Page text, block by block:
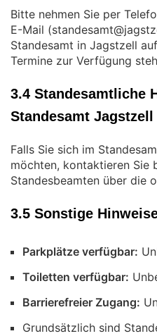
Bitte nehmen Sie per
E-Mail (
Standesamt in Jagstzell
Termine zur Verfügung
3.4 Standesamtliche
Standesamt Jagstzell
Falls Sie sich im
möchten, kontaktieren Sie
Standesbeamten über die
3.5 Sonstige
Parkplätze verfügbar:
Toiletten verfügbar:
Barrierefreier Zugang:
Grundsätzlich sind